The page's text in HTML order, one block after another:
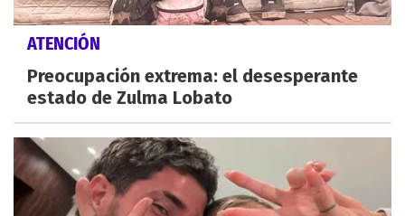
ATENCIÓN
Preocupación extrema: el desesperante
estado de Zulma Lobato